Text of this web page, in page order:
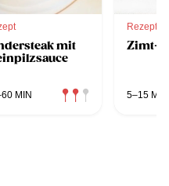
mit
MIN
Rezept
Zimt-
5–15 MIN